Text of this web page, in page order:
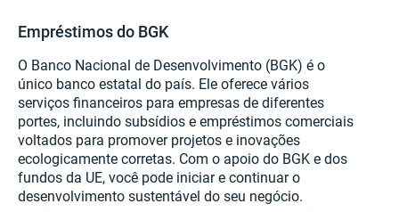
Empréstimos do BGK
O Banco Nacional de Desenvolvimento (BGK) é o
único banco estatal do país. Ele oferece vários
serviços financeiros para empresas de diferentes
portes, incluindo subsídios e empréstimos comerciais
voltados para promover projetos e inovações
ecologicamente corretas. Com o apoio do BGK e dos
fundos da UE, você pode iniciar e continuar o
desenvolvimento sustentável do seu negócio.